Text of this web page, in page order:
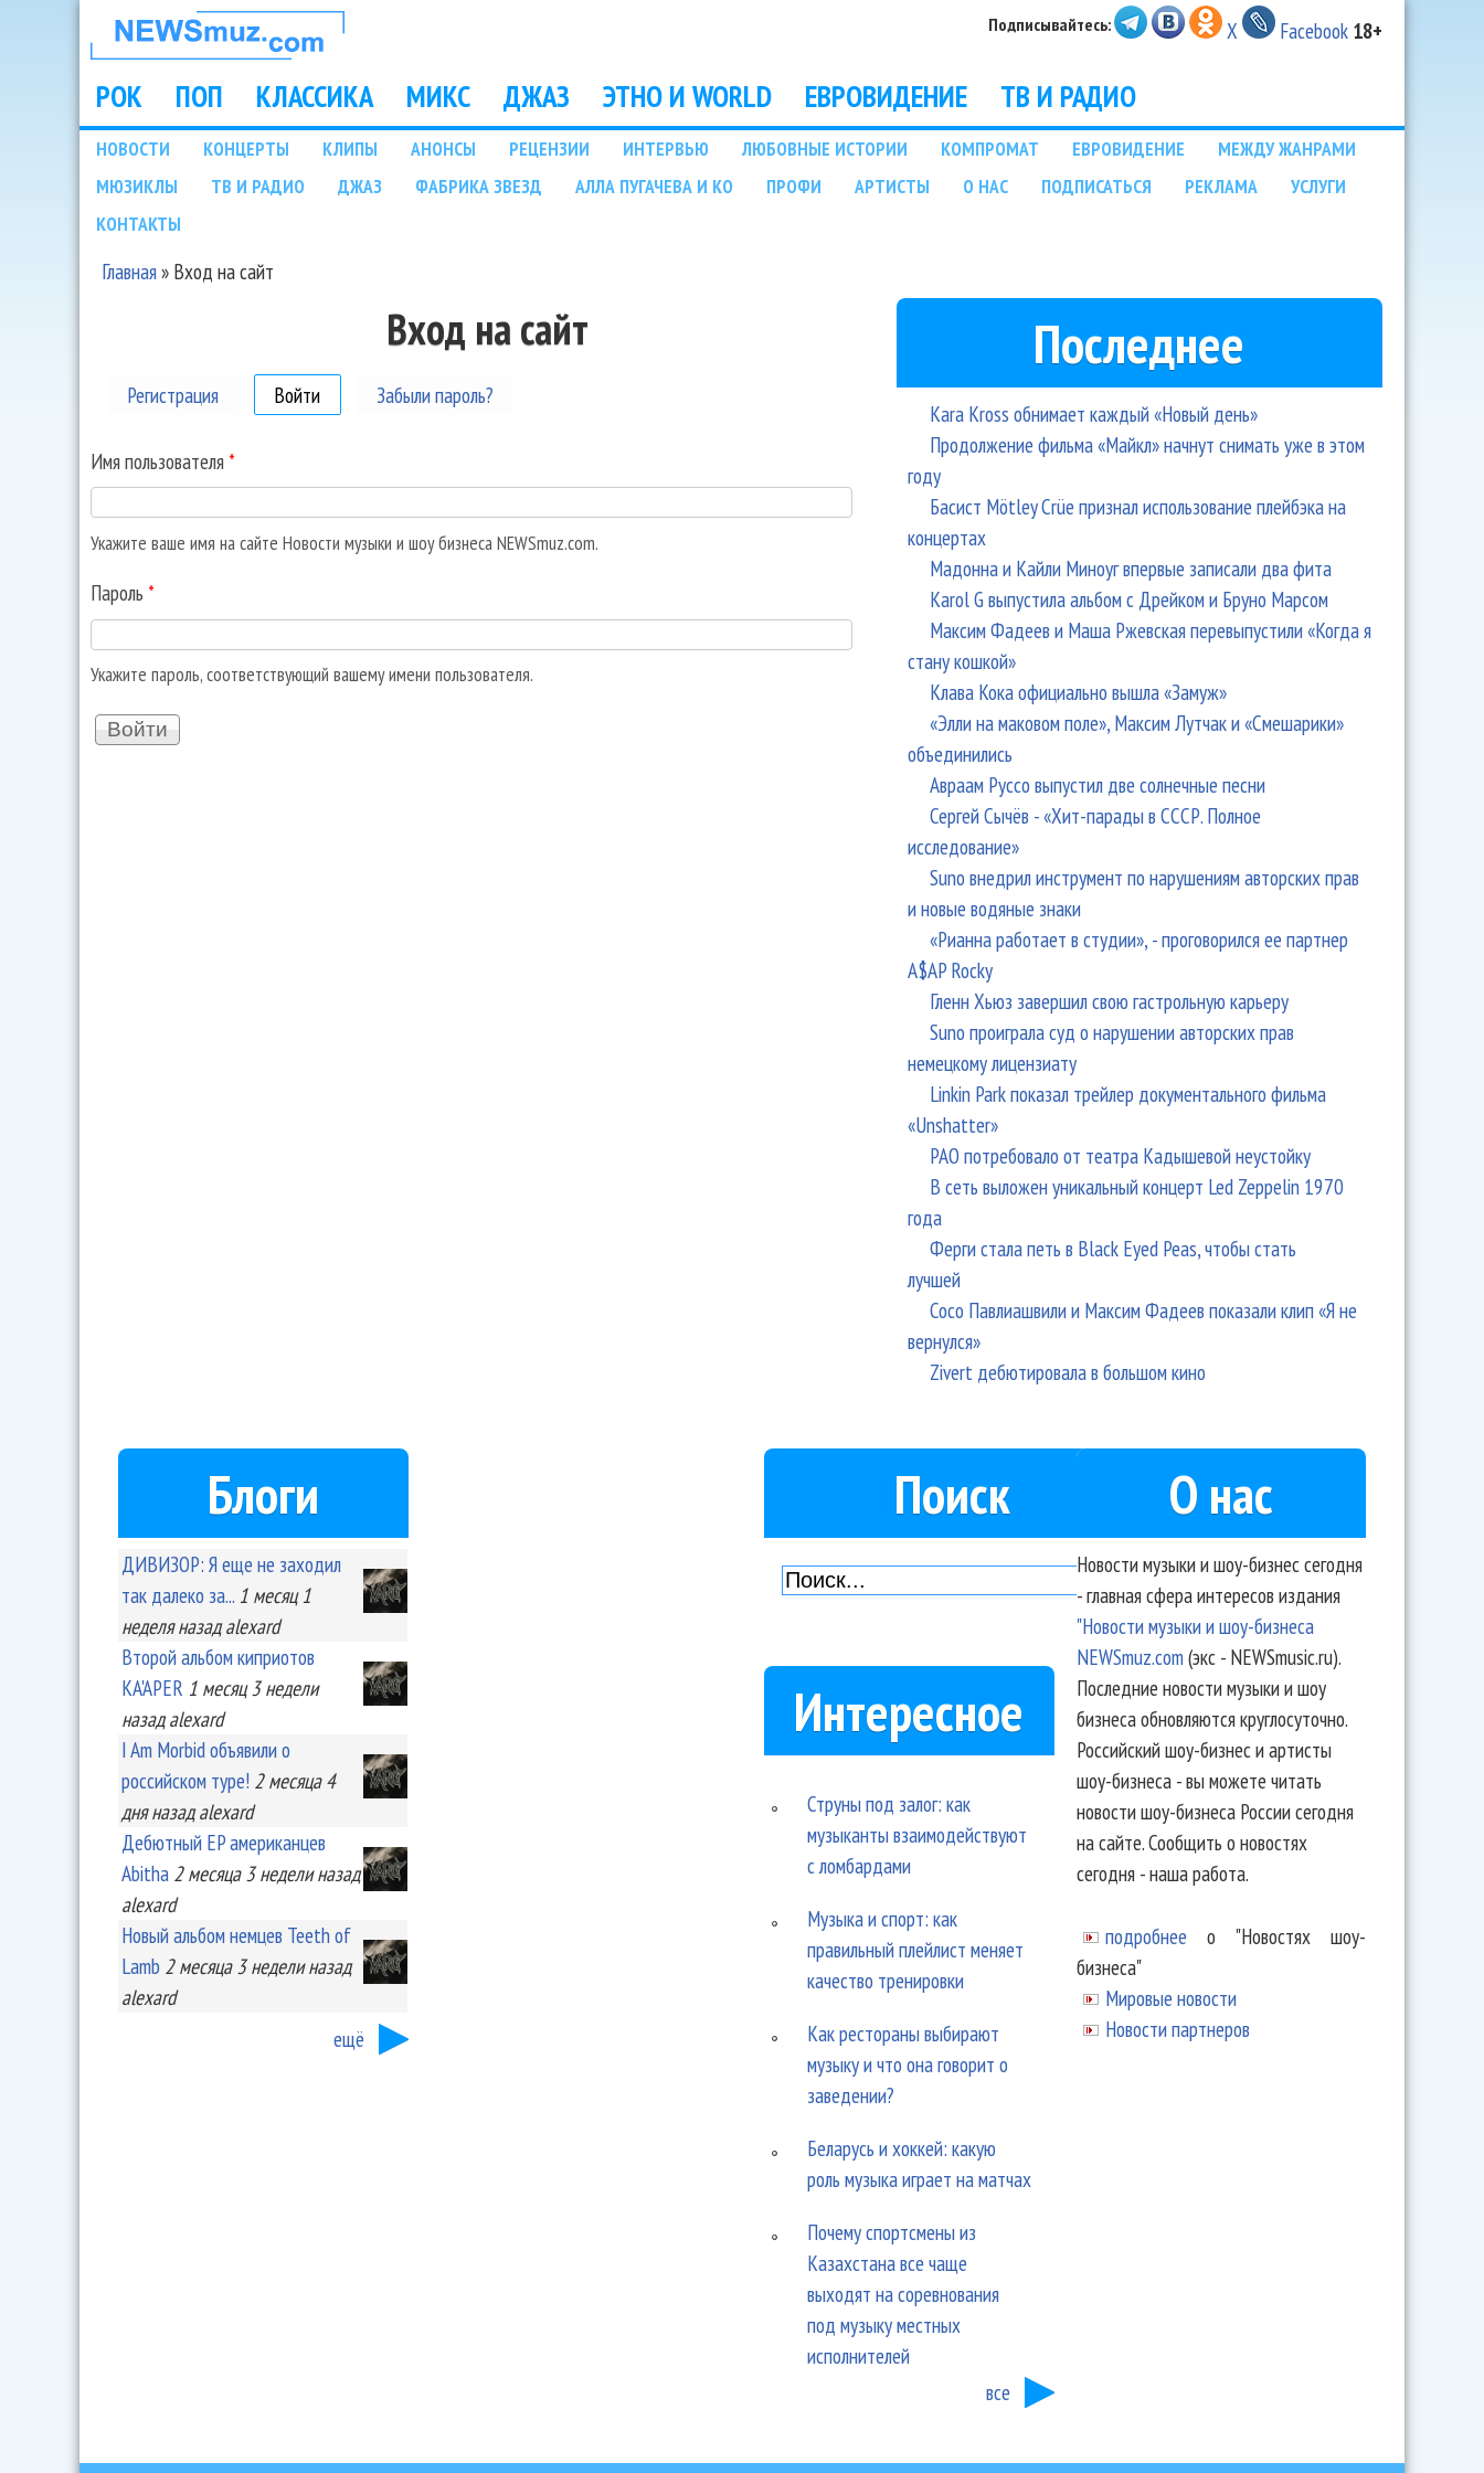
НОВОСТИ
МУЗЫКИ И
ШОУ БИЗНЕСА
NEWSMUZ.COM
Подписывайтесь: X Facebook 18+
Main menu
РОК ПОП КЛАССИКА МИКС ДЖАЗ ЭТНО И WORLD ЕВРОВИДЕНИЕ ТВ И РАДИО
Подразделы
НОВОСТИ КОНЦЕРТЫ КЛИПЫ АНОНСЫ РЕЦЕНЗИИ ИНТЕРВЬЮ ЛЮБОВНЫЕ ИСТОРИИ КОМПРОМАТ ЕВРОВИДЕНИЕ
МЕЖДУ ЖАНРАМИ
МЮЗИКЛЫ
ТВ И РАДИО ДЖАЗ ФАБРИКА ЗВЕЗД АЛЛА ПУГАЧЕВА И КО ПРОФИ АРТИСТЫ О НАС ПОДПИСАТЬСЯ РЕКЛАМА
УСЛУГИ
КОНТАКТЫ
Вы здесь
Главная» Вход на сайт
Вход на сайт
Регистрация Войти (активная вкладка)
Забыли пароль?
Имя пользователя *
Укажите ваше имя на сайте Новости музыки и шоу бизнеса NEWSmuz.com.
Пароль *
Укажите пароль, соответствующий вашему имени пользователя.
Последнее
Kara Kross обнимает каждый «Новый день»
Продолжение фильма «Майкл» начнут снимать уже в этом
году
Басист Mötley Crüe признал использование плейбэка на
концертах
Мадонна и Кайли Миноуг впервые записали два фита
Karol G выпустила альбом с Дрейком и Бруно Марсом
Максим Фадеев и Маша Ржевская перевыпустили «Когда я
стану кошкой»
Клава Кока официально вышла «Замуж»
«Элли на маковом поле», Максим Лутчак и «Смешарики»
объединились
Авраам Руссо выпустил две солнечные песни
Сергей Сычёв - «Хит-парады в СССР. Полное
исследование»
Suno внедрил инструмент по нарушениям авторских прав
и новые водяные знаки
«Рианна работает в студии», - проговорился ее партнер
A$AP Rocky
Гленн Хьюз завершил свою гастрольную карьеру
Suno проиграла суд о нарушении авторских прав
немецкому лицензиату
Linkin Park показал трейлер документального фильма
«Unshatter»
РАО потребовало от театра Кадышевой неустойку
В сеть выложен уникальный концерт Led Zeppelin 1970
года
Ферги стала петь в Black Eyed Peas, чтобы стать
лучшей
Сосо Павлиашвили и Максим Фадеев показали клип «Я не
вернулся»
Zivert дебютировала в большом кино
Блоги
ДИВИЗОР: Я еще не заходил
так далеко за... 1 месяц 1
неделяназад alexard
Второй альбом киприотов
KA'APER 1 месяц 3 недели
назад alexard
I Am Morbid объявили о
российском туре! 2 месяца 4
дняназад alexard
Дебютный EP американцев
Abitha 2 месяца 3 неделиназад
alexard
Новый альбом немцев Teeth of
Lamb 2 месяца 3 неделиназад
alexard
ещё
Поиск
Интересное
Струны под залог: как
музыканты взаимодействуют
с ломбардами
Музыка и спорт: как
правильный плейлист меняет
качество тренировки
Как рестораны выбирают
музыку и что она говорит о
заведении?
Беларусь и хоккей: какую
роль музыка играет на матчах
Почему спортсмены из
Казахстана все чаще
выходят на соревнования
под музыку местных
исполнителей
все
О нас
Новости музыки и шоу-бизнес сегодня
- главная сфера интересов издания
"Новости музыки и шоу-бизнеса
NEWSmuz.com(экс - NEWSmusic.ru).
Последние новости музыки и шоу
бизнеса обновляются круглосуточно.
Российский шоу-бизнес и артисты
шоу-бизнеса - вы можете читать
новости шоу-бизнеса России сегодня
на сайте. Сообщить о новостях
сегодня - наша работа.
подробнее о "Новостях шоу-
бизнеса"
Мировые новости
Новости партнеров